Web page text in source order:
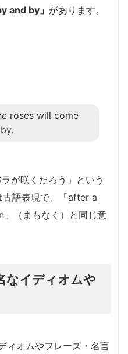
and by」 があります。
roses will come
が咲くだろう」という
語表現で、「after a
（まもなく）と同じ意
なイディオムや
ィオムやフレーズ・名言